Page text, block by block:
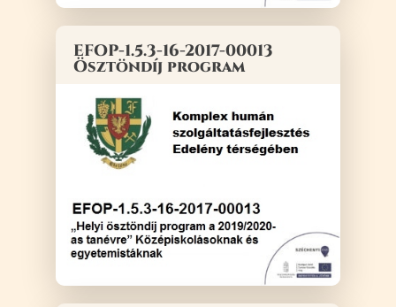
EFOP-1.5.3-16-2017-00013
Ösztöndíj program